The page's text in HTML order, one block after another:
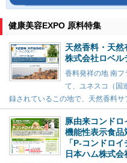
健康美容EXPO 原料特集
天然香料・天
株式会社ロベル
香料発祥の地 南フ
て、ユネスコ（国
録されているこの地で、天然香料サ
豚由来コンドロ
機能性表示食品
「P-コンドロイ
日本ハム株式会